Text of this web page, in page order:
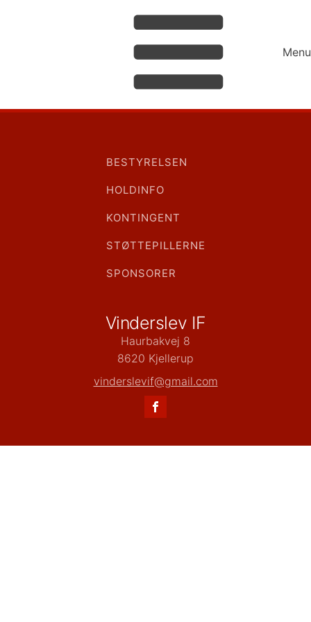
Menu
BESTYRELSEN
HOLDINFO
KONTINGENT
STØTTEPILLERNE
SPONSORER
Vinderslev IF
Haurbakvej 8
8620 Kjellerup
vinderslevif@gmail.com